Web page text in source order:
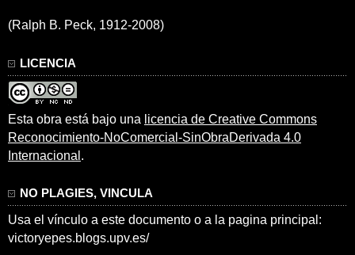
(Ralph B. Peck, 1912-2008)
LICENCIA
Esta obra está bajo una licencia de Creative Commons
Reconocimiento-NoComercial-SinObraDerivada 4.0
Internacional .
NO PLAGIES, VINCULA
Usa el vínculo a este documento o a la pagina principal:
victoryepes.blogs.upv.es/